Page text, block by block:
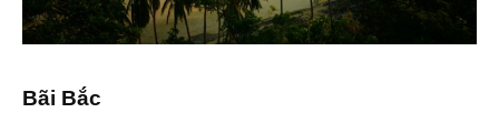
Bãi Bắc